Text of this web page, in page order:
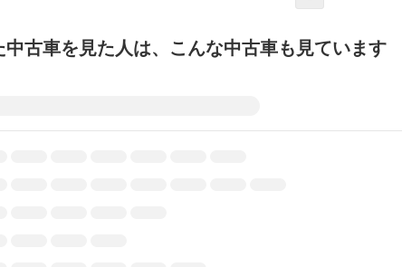
中古車を見た人は、こんな中古車も見ています